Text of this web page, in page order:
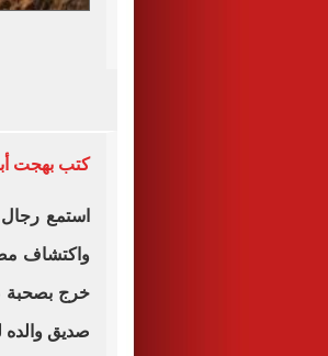
كتب بهجت
استمع
واكتشاف
خرج بصحبة
صديق والده